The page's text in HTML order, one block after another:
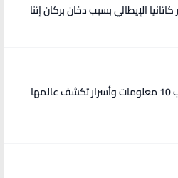
الإيطالي بسبب دخان بركان إتنا
في اليوم العالمي للقطط .. أغرب 10 معلومات وأسرار تكشف عالمها